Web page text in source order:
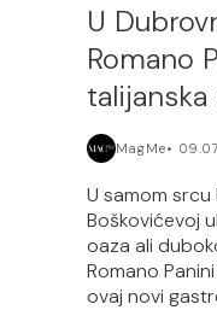
U
Romano
MagMe
U samom
Boškovićevoj
oaza ali
Romano
ovaj novi